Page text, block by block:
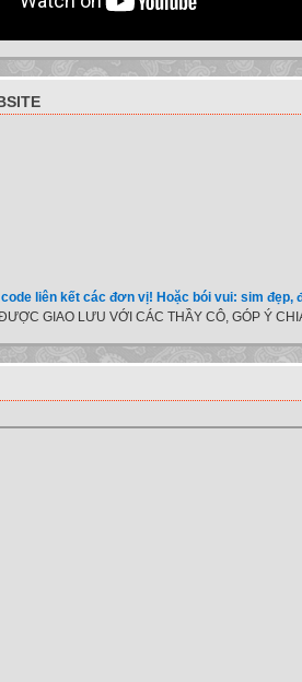
kết các đơn vị! Hoặc bói vui: sim đẹp, đặt tên
GIAO LƯU VỚI CÁC THẦY CÔ, GÓP Ý